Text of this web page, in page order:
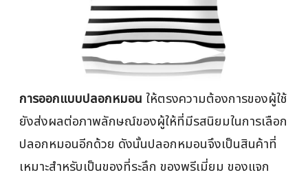
การออกแบบปลอกหมอน ให้ตรงความต้องการของผู้ใช้
ยังส่งผลต่อภาพลักษณ์ของผู้ให้ที่มีรสนิยมในการเลือก
ปลอกหมอนอีกด้วย ดังนั้นปลอกหมอนจึงเป็นสินค้าที่
เหมาะสำหรับเป็นของที่ระลึก ของพรีเมี่ยม ของแจก